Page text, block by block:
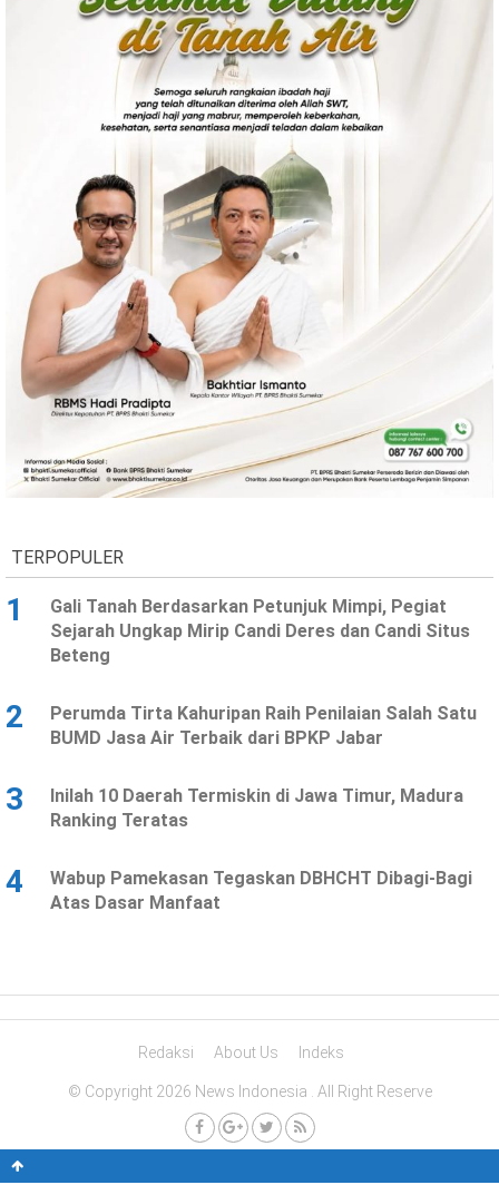
TERPOPULER
1
Gali Tanah Berdasarkan Petunjuk Mimpi, Pegiat
Sejarah Ungkap Mirip Candi Deres dan Candi Situs
Beteng
2
Perumda Tirta Kahuripan Raih Penilaian Salah Satu
BUMD Jasa Air Terbaik dari BPKP Jabar
3
Inilah 10 Daerah Termiskin di Jawa Timur, Madura
Ranking Teratas
4
Wabup Pamekasan Tegaskan DBHCHT Dibagi-Bagi
Atas Dasar Manfaat
Redaksi About Us Indeks
© Copyright 2026 News Indonesia . All Right Reserve